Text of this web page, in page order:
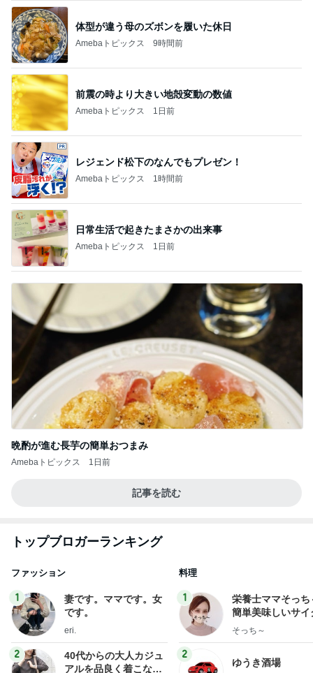
体型が違う母のズボンを履いた休日
Amebaトピックス 9時間前
前震の時より大きい地殻変動の数値
Amebaトピックス 1日前
レジェンド松下のなんでもプレゼン！
Amebaトピックス 1時間前
日常生活で起きたまさかの出来事
Amebaトピックス 1日前
晩酌が進む長芋の簡単おつまみ
Amebaトピックス 1日前
記事を読む
トップブロガーランキング
ファッション
1
妻です。ママです。女
です。
eri.
2
40代からの大人カジュ
アルを品良く着こなす
料理
1
栄養士ママそっち
簡単美味しいサイ
献立
そっち～
2
ゆうき酒場